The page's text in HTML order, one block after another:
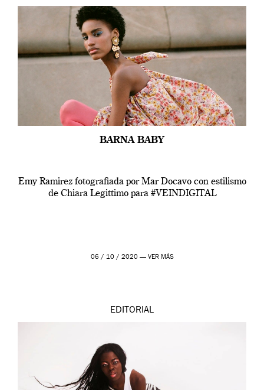
BARNA BABY
Emy Ramirez fotografiada por Mar Docavo con estilismo
de Chiara Legittimo para #VEINDIGITAL
06 / 10 / 2020 — VER MÁS
EDITORIAL